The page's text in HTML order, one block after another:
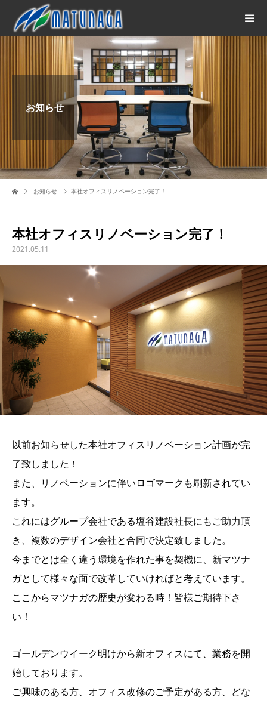
お知らせ
お知らせ 本社オフィスリノベーション完了！
本社オフィスリノベーション完了！
2021.05.11
以前お知らせした本社オフィスリノベーション計画が完
了致しました！
また、リノベーションに伴いロゴマークも刷新されてい
ます。
これにはグループ会社である塩谷建設社長にもご助力頂
き、複数のデザイン会社と合同で決定致しました。
今までとは全く違う環境を作れた事を契機に、新マツナ
ガとして様々な面で改革していければと考えています。
ここからマツナガの歴史が変わる時！皆様ご期待下さ
い！
ゴールデンウイーク明けから新オフィスにて、業務を開
始しております。
ご興味のある方、オフィス改修のご予定がある方、どな